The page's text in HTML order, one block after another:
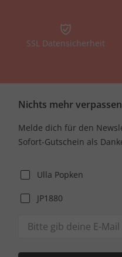
SSL Datensicherheit
Nichts mehr
Melde dich für den
Sofort-Gutschein als
Ulla Popken
JP1880